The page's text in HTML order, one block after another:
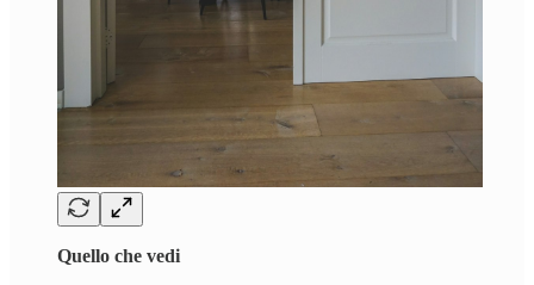
Quello che vedi